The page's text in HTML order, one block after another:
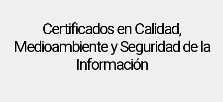
Certificados en Calidad,
Medioambiente y Seguridad de la
Información